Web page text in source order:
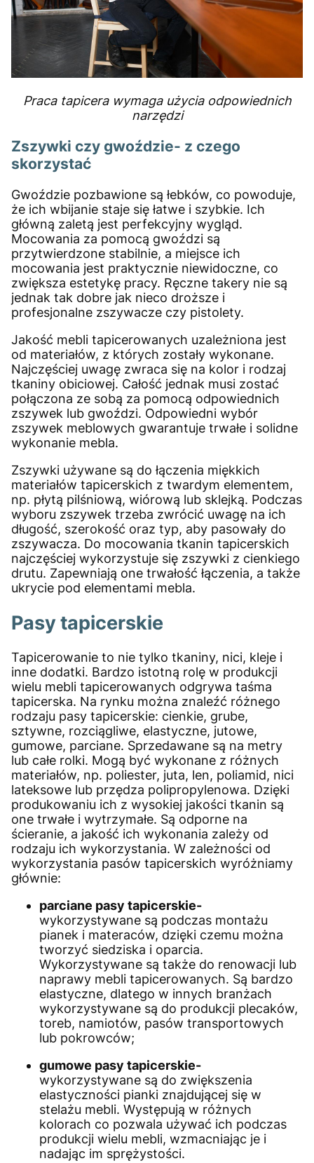
Praca tapicera wymaga użycia odpowiednich
narzędzi
Zszywki czy gwoździe- z czego
skorzystać
Gwoździe pozbawione są łebków, co powoduje,
że ich wbijanie staje się łatwe i szybkie. Ich
główną zaletą jest perfekcyjny wygląd.
Mocowania za pomocą gwoździ są
przytwierdzone stabilnie, a miejsce ich
mocowania jest praktycznie niewidoczne, co
zwiększa estetykę pracy. Ręczne takery nie są
jednak tak dobre jak nieco droższe i
profesjonalne zszywacze czy pistolety.
Jakość mebli tapicerowanych uzależniona jest
od materiałów, z których zostały wykonane.
Najczęściej uwagę zwraca się na kolor i rodzaj
tkaniny obiciowej. Całość jednak musi zostać
połączona ze sobą za pomocą odpowiednich
zszywek lub gwoździ. Odpowiedni wybór
zszywek meblowych gwarantuje trwałe i solidne
wykonanie mebla.
Zszywki używane są do łączenia miękkich
materiałów tapicerskich z twardym elementem,
np. płytą pilśniową, wiórową lub sklejką. Podczas
wyboru zszywek trzeba zwrócić uwagę na ich
długość, szerokość oraz typ, aby pasowały do
zszywacza. Do mocowania tkanin tapicerskich
najczęściej wykorzystuje się zszywki z cienkiego
drutu. Zapewniają one trwałość łączenia, a także
ukrycie pod elementami mebla.
Pasy tapicerskie
Tapicerowanie to nie tylko tkaniny, nici, kleje i
inne dodatki. Bardzo istotną rolę w produkcji
wielu mebli tapicerowanych odgrywa taśma
tapicerska. Na rynku można znaleźć różnego
rodzaju pasy tapicerskie: cienkie, grube,
sztywne, rozciągliwe, elastyczne, jutowe,
gumowe, parciane. Sprzedawane są na metry
lub całe rolki. Mogą być wykonane z różnych
materiałów, np. poliester, juta, len, poliamid, nici
lateksowe lub przędza polipropylenowa. Dzięki
produkowaniu ich z wysokiej jakości tkanin są
one trwałe i wytrzymałe. Są odporne na
ścieranie, a jakość ich wykonania zależy od
rodzaju ich wykorzystania. W zależności od
wykorzystania pasów tapicerskich wyróżniamy
głównie:
parciane pasy tapicerskie-
wykorzystywane są podczas montażu
pianek i materaców, dzięki czemu można
tworzyć siedziska i oparcia.
Wykorzystywane są także do renowacji lub
naprawy mebli tapicerowanych. Są bardzo
elastyczne, dlatego w innych branżach
wykorzystywane są do produkcji plecaków,
toreb, namiotów, pasów transportowych
lub pokrowców;
gumowe pasy tapicerskie-
wykorzystywane są do zwiększenia
elastyczności pianki znajdującej się w
stelażu mebli. Występują w różnych
kolorach co pozwala używać ich podczas
produkcji wielu mebli, wzmacniając je i
nadając im sprężystości.